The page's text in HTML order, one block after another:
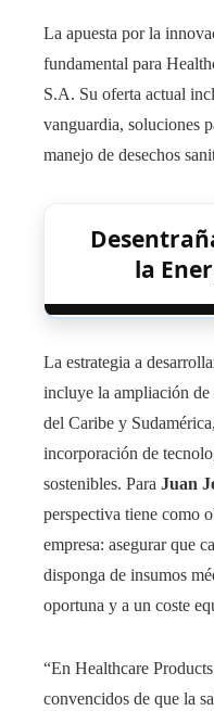
La apuesta por la
fundamental para
S.A. Su oferta actual
vanguardia, soluciones
manejo de desechos
la
La estrategia a
incluye la ampliación de
del Caribe y
incorporación de
sostenibles. Para Juan
perspectiva tiene como
empresa: asegurar que
disponga de insumos
oportuna y a un coste
“En Healthcare
convencidos de que la